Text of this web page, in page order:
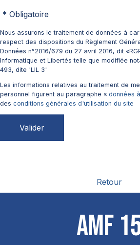
Nous assurons le traitement de données à
respect des dispositions du Règlement
Données n°2016/679 du 27 avril 2016, dit
Informatique et Libertés telle que modifiée
493, dite 'LIL 3'
Les informations relatives au traitement de
personnel figurent au paragraphe « données
des conditions générales d'utilisation du site
Retour
AMF